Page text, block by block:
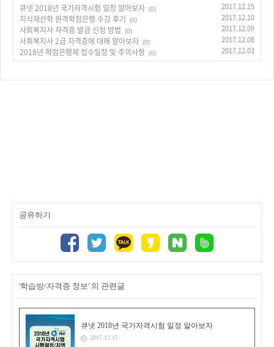
큐넷 2018년 국가자격시험 일정 알아보자 (0) 2017.12.15
지식재산학 원격학점은행 수강 후기 (0) 2017.12.10
사회복지사 자격증 발급 신청 방법 (0) 2017.12.09
사회복지사 2급 자격증에 대해 알아보자 (0) 2017.12.08
2018년 학점은행제 접수일정 및 주의사항 (0) 2017.12.03
공유하기
'학습방/자격증 정보' 의 관련글
큐넷 2018년 국가자격시험 일정 알아보자
2017.12.15